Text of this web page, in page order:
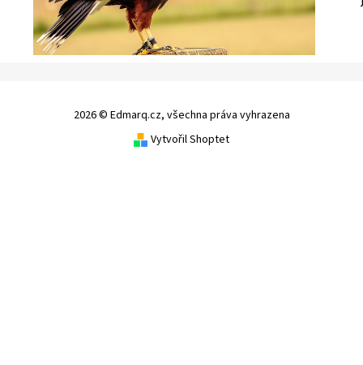
2026 © Edmarq.cz, všechna práva vyhrazena
Vytvořil Shoptet